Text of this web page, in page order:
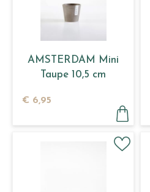
AMSTERDAM Mini
Taupe 10,5 cm
€ 6,95